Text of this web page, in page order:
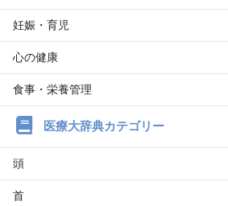
妊娠・育児
心の健康
食事・栄養管理
医療大辞典カテゴリー
頭
首